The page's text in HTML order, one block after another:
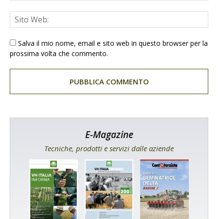
Salva il mio nome, email e sito web in questo browser per la
prossima volta che commento.
E-Magazine
Tecniche, prodotti e servizi dalle aziende